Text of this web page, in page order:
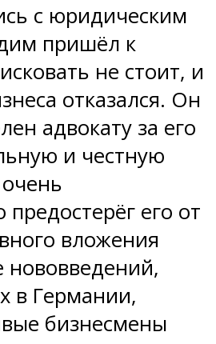
с юридическим
пришёл к
не стоит, и
отказался. Он
адвокату за его
и честную
его от
вложения
нововведений,
в Германии,
бизнесмены